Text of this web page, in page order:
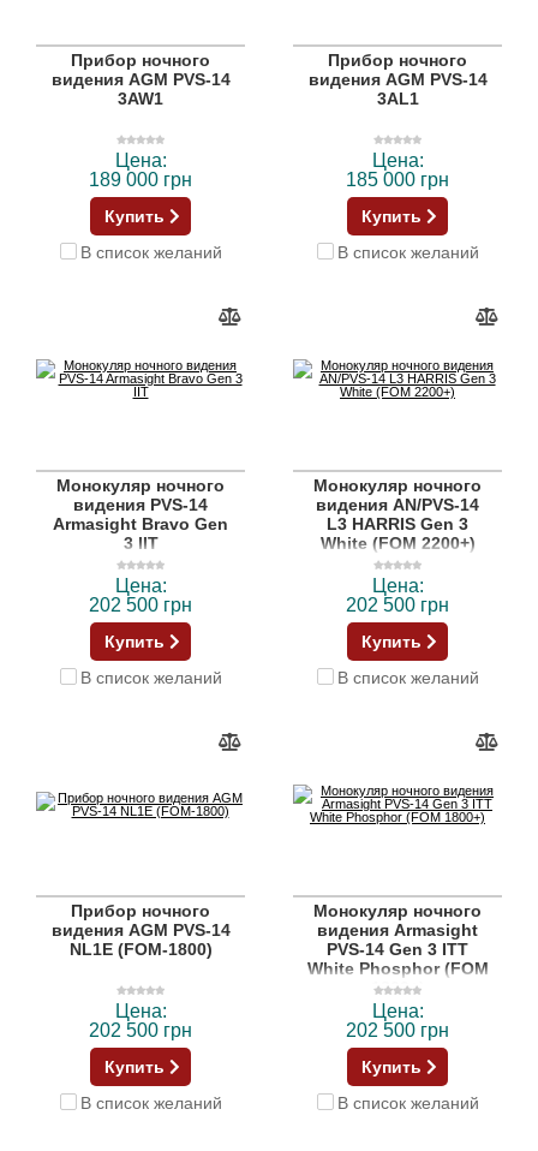
Прибор ночного
видения AGM PVS-14
3AW1
Цена:
189 000 грн
Купить
В список желаний
Прибор ночного
видения AGM PVS-14
3AL1
Цена:
185 000 грн
Купить
В список желаний
Монокуляр ночного
видения PVS-14
Armasight Bravo Gen
3 IIT
Цена:
202 500 грн
Купить
В список желаний
Монокуляр ночного
видения AN/PVS-14
L3 HARRIS Gen 3
White (FOM 2200+)
Цена:
202 500 грн
Купить
В список желаний
Прибор ночного
видения AGM PVS-14
NL1E (FOM-1800)
Цена:
202 500 грн
Купить
В список желаний
Монокуляр ночного
видения Armasight
PVS-14 Gen 3 ITT
White Phosphor (FOM
1800+)
Цена:
202 500 грн
Купить
В список желаний